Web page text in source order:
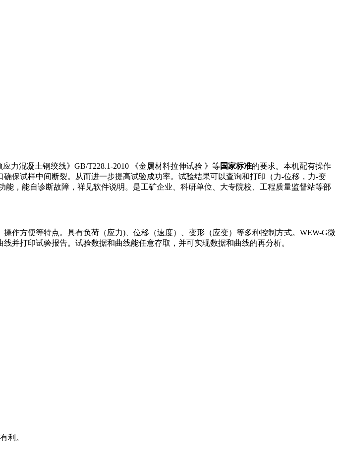
力混凝土钢绞线》GB/T228.1-2010 《金属材料拉伸试验 》等国家标准的要求。本机配有操作
保试样中间断裂。从而进一步提高试验成功率。试验结果可以查询和打印（力-位移，力-变
，能自诊断故障，祥见软件说明。是工矿企业、科研单位、大专院校、工程质量监督站等部
作方便等特点。具有负荷（应力)、位移（速度）、变形（应变）等多种控制方式。WEW-G微
并打印试验报告。试验数据和曲线能任意存取，并可实现数据和曲线的再分析。
利。